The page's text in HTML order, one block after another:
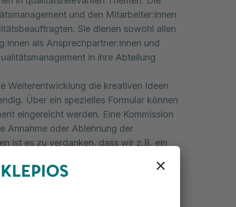
und den Mitarbeiter:innen
Sie dienen sowohl allen
als Ansprechpartner:innen und
in ihre Abteilung
Weiterentwicklung die kreativen Ideen
Über ein spezielles Formular können
eingereicht werden. Eine Kommission
Annahme oder Ablehnung der
ist es zu verdanken, dass wir z.B. ein
haben.